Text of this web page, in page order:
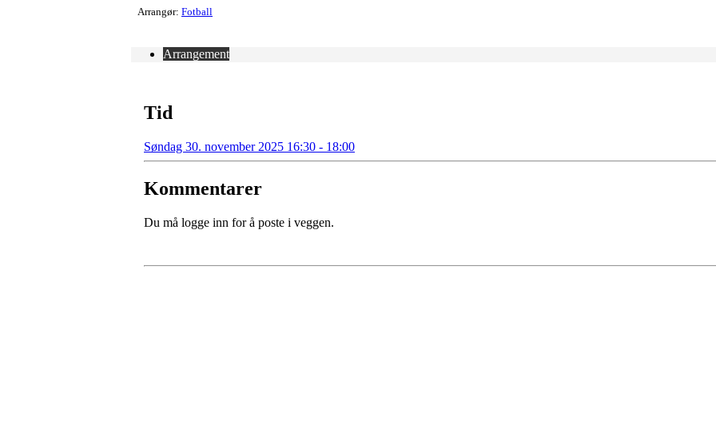
Arrangør: Fotball
Arrangement
Tid
Søndag 30. november 2025 16:30 - 18:00
Kommentarer
Du må logge inn for å poste i veggen.